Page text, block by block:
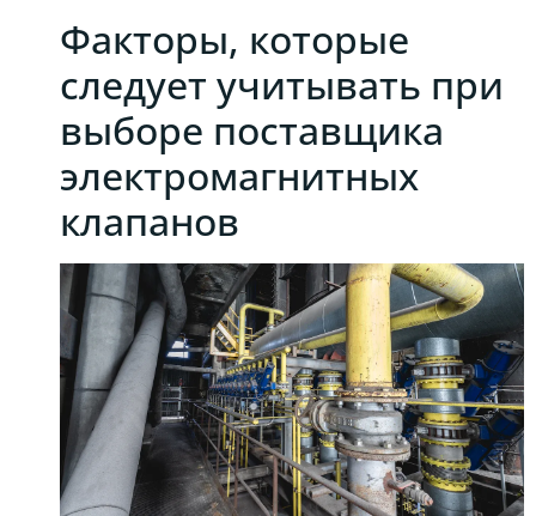
Факторы, которые
следует учитывать при
выборе поставщика
электромагнитных
клапанов